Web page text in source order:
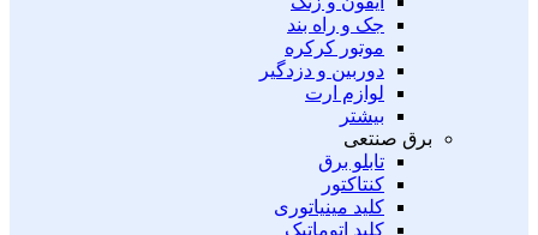
جک و راه بند
موتور کرکره
دوربین و دزدگیر
لوازم ارت
بیشتر
برق صنتعی
تابلو برق
کنتاکتور
کلید مینیاتوری
کلید اتوماتیک